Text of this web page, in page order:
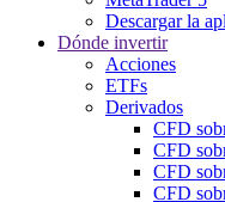
Descargar la
Dónde invertir
Acciones
ETFs
Derivados
CFD
CFD
CFD
CFD